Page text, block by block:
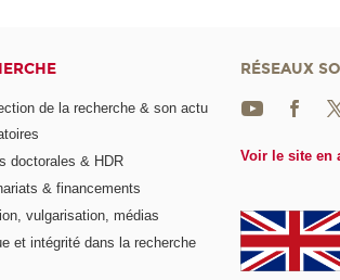
de la recherche & son actu
doctorales & HDR
& financements
vulgarisation, médias
et intégrité dans la recherche
RÉSEAUX
Voir le site en